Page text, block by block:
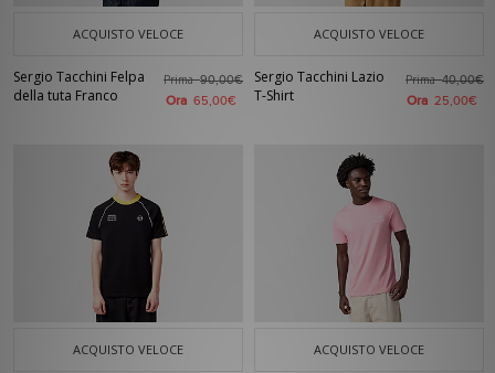
ACQUISTO VELOCE
Sergio Tacchini Felpa
della tuta Franco
Prima90,00€
Ora 65,00€
ACQUISTO VELOCE
Sergio Tacchini Lazio
T-Shirt
Prima40,00€
Ora 25,00€
ACQUISTO VELOCE ACQUISTO VELOCE